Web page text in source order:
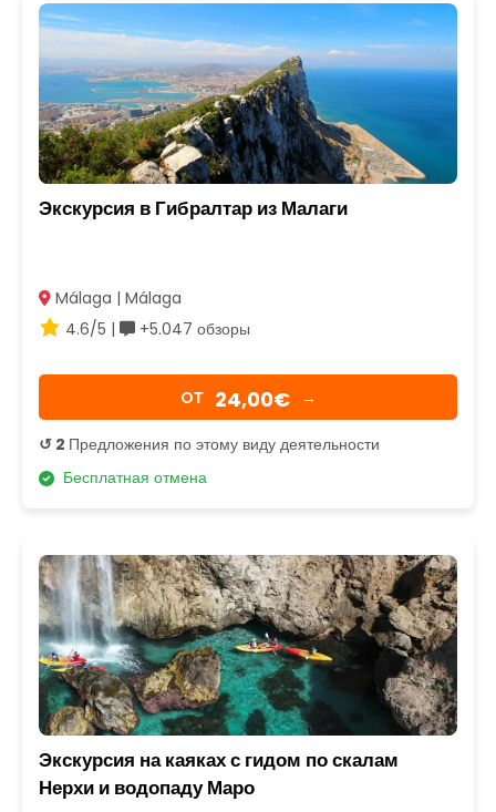
Экскурсия в Гибралтар из Малаги
Málaga | Málaga
4.6/5 |
+5.047 обзоры
OТ 24,00€ →
↺ 2 Предложения по этому виду деятельности
Бесплатная отмена
Экскурсия на каяках с гидом по скалам
Нерхи и водопаду Маро